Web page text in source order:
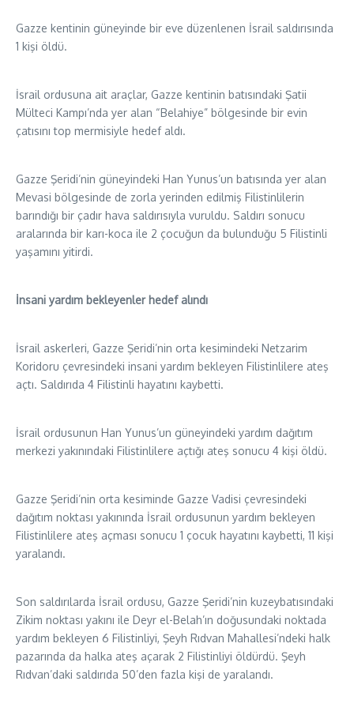
Gazze kentinin güneyinde bir eve düzenlenen İsrail saldırısında
1 kişi öldü.
İsrail ordusuna ait araçlar, Gazze kentinin batısındaki Şatii
Mülteci Kampı’nda yer alan “Belahiye” bölgesinde bir evin
çatısını top mermisiyle hedef aldı.
Gazze Şeridi’nin güneyindeki Han Yunus’un batısında yer alan
Mevasi bölgesinde de zorla yerinden edilmiş Filistinlilerin
barındığı bir çadır hava saldırısıyla vuruldu. Saldırı sonucu
aralarında bir karı-koca ile 2 çocuğun da bulunduğu 5 Filistinli
yaşamını yitirdi.
İnsani yardım bekleyenler hedef alındı
İsrail askerleri, Gazze Şeridi’nin orta kesimindeki Netzarim
Koridoru çevresindeki insani yardım bekleyen Filistinlilere ateş
açtı. Saldırıda 4 Filistinli hayatını kaybetti.
İsrail ordusunun Han Yunus’un güneyindeki yardım dağıtım
merkezi yakınındaki Filistinlilere açtığı ateş sonucu 4 kişi öldü.
Gazze Şeridi’nin orta kesiminde Gazze Vadisi çevresindeki
dağıtım noktası yakınında İsrail ordusunun yardım bekleyen
Filistinlilere ateş açması sonucu 1 çocuk hayatını kaybetti, 11 kişi
yaralandı.
Son saldırılarda İsrail ordusu, Gazze Şeridi’nin kuzeybatısındaki
Zikim noktası yakını ile Deyr el-Belah’ın doğusundaki noktada
yardım bekleyen 6 Filistinliyi, Şeyh Rıdvan Mahallesi’ndeki halk
pazarında da halka ateş açarak 2 Filistinliyi öldürdü. Şeyh
Rıdvan’daki saldırıda 50’den fazla kişi de yaralandı.